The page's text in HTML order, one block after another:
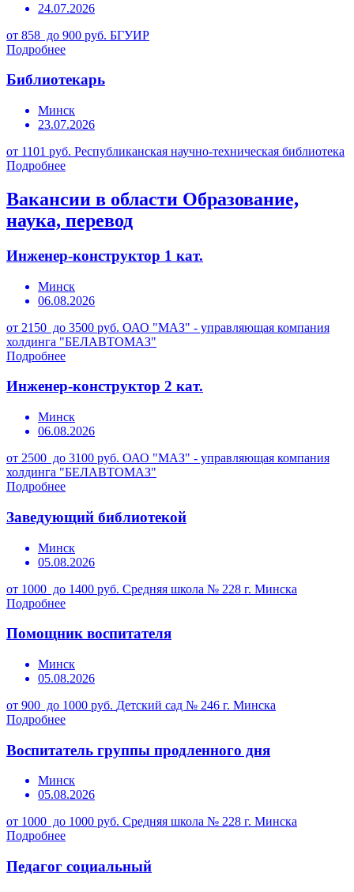
24.07.2026
от 858 до 900 руб. БГУИР
Подробнее
Библиотекарь
Минск
23.07.2026
от 1101 руб. Республиканская научно-техническая библиотека
Подробнее
Вакансии в области Образование,
наука, перевод
Инженер-конструктор 1 кат.
Минск
06.08.2026
от 2150 до 3500 руб. ОАО "МАЗ" - управляющая компания
холдинга "БЕЛАВТОМАЗ"
Подробнее
Инженер-конструктор 2 кат.
Минск
06.08.2026
от 2500 до 3100 руб. ОАО "МАЗ" - управляющая компания
холдинга "БЕЛАВТОМАЗ"
Подробнее
Заведующий библиотекой
Минск
05.08.2026
от 1000 до 1400 руб. Средняя школа № 228 г. Минска
Подробнее
Помощник воспитателя
Минск
05.08.2026
от 900 до 1000 руб. Детский сад № 246 г. Минска
Подробнее
Воспитатель группы продленного дня
Минск
05.08.2026
от 1000 до 1000 руб. Средняя школа № 228 г. Минска
Подробнее
Педагог социальный